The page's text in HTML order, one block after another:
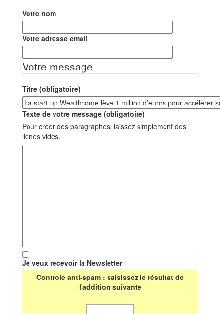
Votre nom
Votre adresse email
Votre message
Titre (obligatoire)
Texte de votre message (obligatoire)
Pour créer des paragraphes, laissez simplement des
lignes vides.
Je veux recevoir la Newsletter
Controle anti-spam : saisissez le résultat de
l'addition suivante